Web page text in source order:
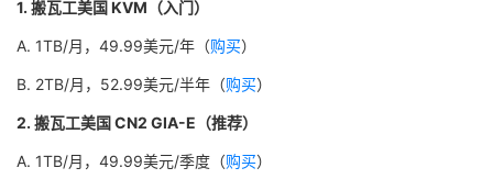
1. 搬瓦工美国 KVM（入门）
A. 1TB/月，49.99美元/年（购买）
B. 2TB/月，52.99美元/半年（购买）
2. 搬瓦工美国 CN2 GIA-E（推荐）
A. 1TB/月，49.99美元/季度（购买）